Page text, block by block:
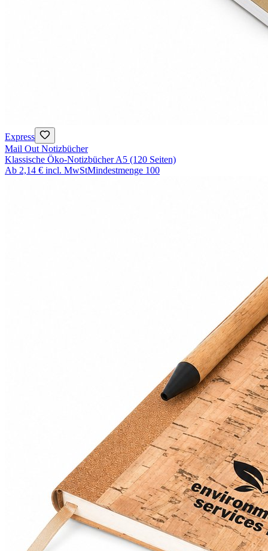
Express
Mail Out Notizbücher
Klassische Öko-Notizbücher A5 (120 Seiten)
Ab 2,14 € incl. MwStMindestmenge 100